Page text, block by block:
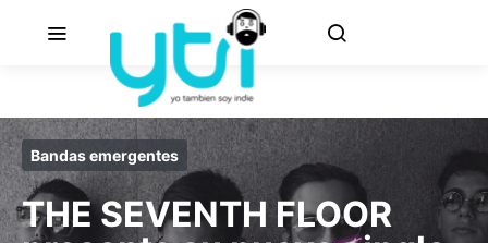
Bandas emergentes
THE SEVENTH FLOOR